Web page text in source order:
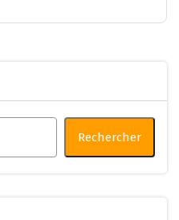
Rechercher